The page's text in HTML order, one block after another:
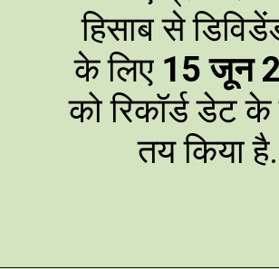
हिसाब से
के लिए 15 जून
को रिकॉर्ड डेट
तय किया है.